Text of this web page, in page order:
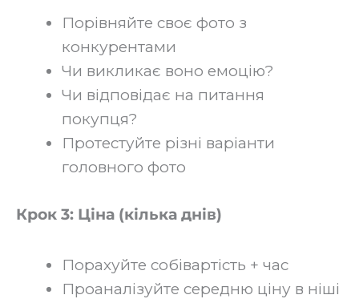
Порівняйте своє фото з
конкурентами
Чи викликає воно емоцію?
Чи відповідає на питання
покупця?
Протестуйте різні варіанти
головного фото‍
Крок 3: Ціна (кілька днів)
Порахуйте собівартість + час
Проаналізуйте середню ціну в ніші